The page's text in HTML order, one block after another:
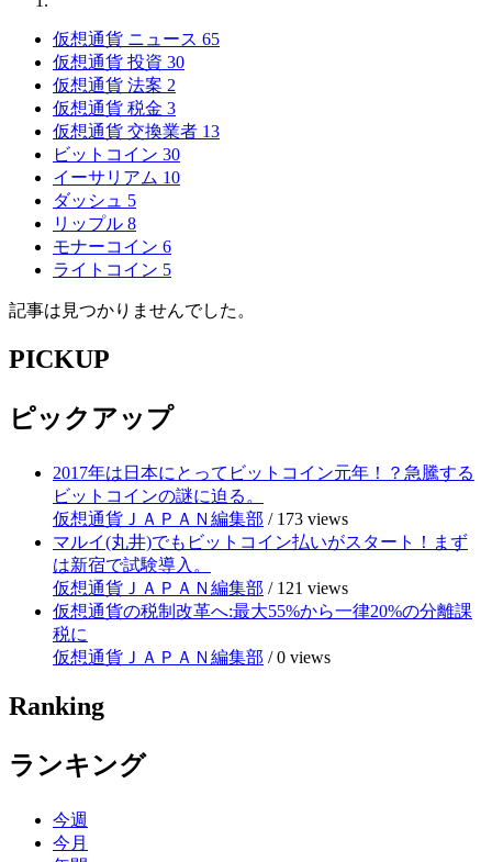
仮想通貨 ニュース 65
仮想通貨 投資 30
仮想通貨 法案 2
仮想通貨 税金 3
仮想通貨 交換業者 13
ビットコイン 30
イーサリアム 10
ダッシュ 5
リップル 8
モナーコイン 6
ライトコイン 5
記事は見つかりませんでした。
PICKUP
ピックアップ
2017年は日本にとってビットコイン元年！？急騰する
ビットコインの謎に迫る。
仮想通貨ＪＡＰＡＮ編集部 / 173 views
マルイ(丸井)でもビットコイン払いがスタート！まず
は新宿で試験導入。
仮想通貨ＪＡＰＡＮ編集部 / 121 views
仮想通貨の税制改革へ:最大55%から一律20%の分離課
税に
仮想通貨ＪＡＰＡＮ編集部 /0 views
Ranking
ランキング
今週
今月